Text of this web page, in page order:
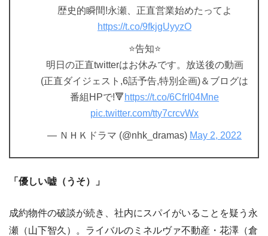
歴史的瞬間!永瀬、正直営業始めたってよ
https://t.co/9fkjgUyyzO
⭐告知⭐
明日の正直twitterはお休みです。放送後の動画
(正直ダイジェスト,6話予告,特別企画)＆ブログは
番組HPで!🔻 https://t.co/6CfrI04Mne
pic.twitter.com/tty7crcvWx
— ＮＨＫドラマ (@nhk_dramas) May 2, 2022
「優しい嘘（うそ）」
成約物件の破談が続き、社内にスパイがいることを疑う永
瀬（山下智久）。ライバルのミネルヴァ不動産・花澤（倉